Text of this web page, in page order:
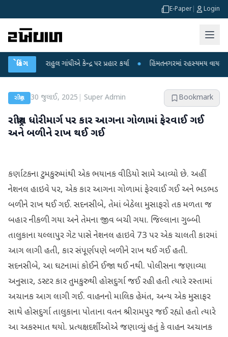
E-Paper Login
બ્રેકિંગ
પર રાહુલ ગાંધીએ કેન્દ્ર પર પ્રહાર કર્યા ● હિંમતનગરમાં રહસ્યમય વાયરસ કે
રાષ્ટ્રીય 30 જુલાઈ, 2025 Super Admin Bookmark
રાષ્ટ્રીય ધોરીમાર્ગ પર કાર આગના ગોળામાં ફેરવાઈ ગઈ
અને બળીને રાખ થઈ ગઈ
કર્ણાટકના ટુમકુરુમાંથી એક ભયાનક વીડિયો સામે આવ્યો છે. અહીં
નેશનલ હાઇવે પર, એક કાર આગના ગોળામાં ફેરવાઈ ગઈ અને ભડભડ
બળીને રાખ થઈ ગઈ. સદનસીબે, તેમાં બેઠેલા મુસાફરો તક મળતા જ
બહાર નીકળી ગયા અને તેમના જીવ બચી ગયા. જિલ્લાના ગુબ્બી
તાલુકાના યલ્લાપુર ગેટ પાસે નેશનલ હાઇવે 73 પર એક ચાલતી કારમાં
આગ લાગી હતી, કાર સંપૂર્ણપણે બળીને રાખ થઈ ગઈ હતી.
સદનસીબે, આ ઘટનામાં કોઈને ઈજા થઈ નથી. પોલીસના જણાવ્યા
અનુસાર, ડસ્ટર કાર તુમકુરુથી હોસદુર્ગા જઈ રહી હતી ત્યારે રસ્તામાં
અચાનક આગ લાગી ગઈ. વાહનનો માલિક હેમંત, અન્ય એક મુસાફર
સાથે હોસદુર્ગા તાલુકાના પોતાના વતન શ્રીરામપુર જઈ રહ્યો હતો ત્યારે
આ અકસ્માત થયો. પ્રત્યક્ષદર્શીઓએ જણાવ્યું હતું કે વાહન અચાનક